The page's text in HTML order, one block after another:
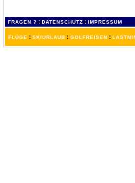
FRAGEN ? : DATENSCHUTZ : IMPRESSUM
FLÜGE : SKIURLAUB : GOLFREISEN :